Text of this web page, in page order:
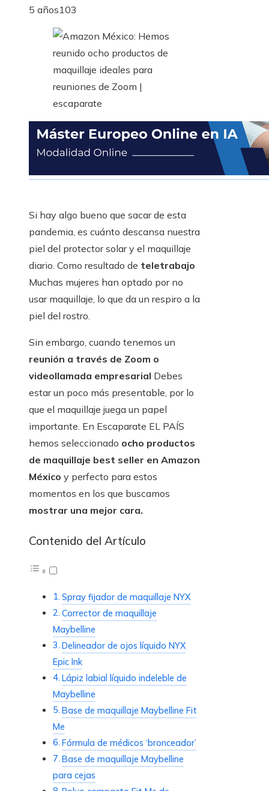
5 años103
Si hay algo bueno que sacar de esta
pandemia, es cuánto descansa nuestra
piel del protector solar y el maquillaje
diario. Como resultado de teletrabajo
Muchas mujeres han optado por no
usar maquillaje, lo que da un respiro a la
piel del rostro.
Sin embargo, cuando tenemos un
reunión a través de Zoom o
videollamada empresarial Debes
estar un poco más presentable, por lo
que el maquillaje juega un papel
importante. En Escaparate EL PAÍS
hemos seleccionado ocho productos
de maquillaje best seller en Amazon
México y perfecto para estos
momentos en los que buscamos
mostrar una mejor cara.
Contenido del Artículo
Spray fijador de maquillaje NYX
Corrector de maquillaje
Maybelline
Delineador de ojos líquido NYX
Epic Ink
Lápiz labial líquido indeleble de
Maybelline
Base de maquillaje Maybelline Fit
Me
Fórmula de médicos ‘bronceador’
Base de maquillaje Maybelline
para cejas